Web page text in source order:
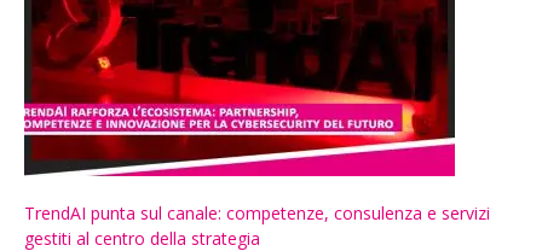
TrendAI punta sul canale: competenze, consulenza e servizi
gestiti al centro della strategia